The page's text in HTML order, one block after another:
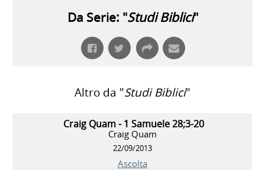
Da Serie: "Studi Biblici"
Altro da "Studi Biblici"
Craig Quam - 1 Samuele 28;3-20
Craig Quam
22/09/2013
Ascolta